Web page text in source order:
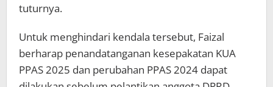
tuturnya.
Untuk menghindari kendala tersebut, Faizal
berharap penandatanganan kesepakatan KUA
PPAS 2025 dan perubahan PPAS 2024 dapat